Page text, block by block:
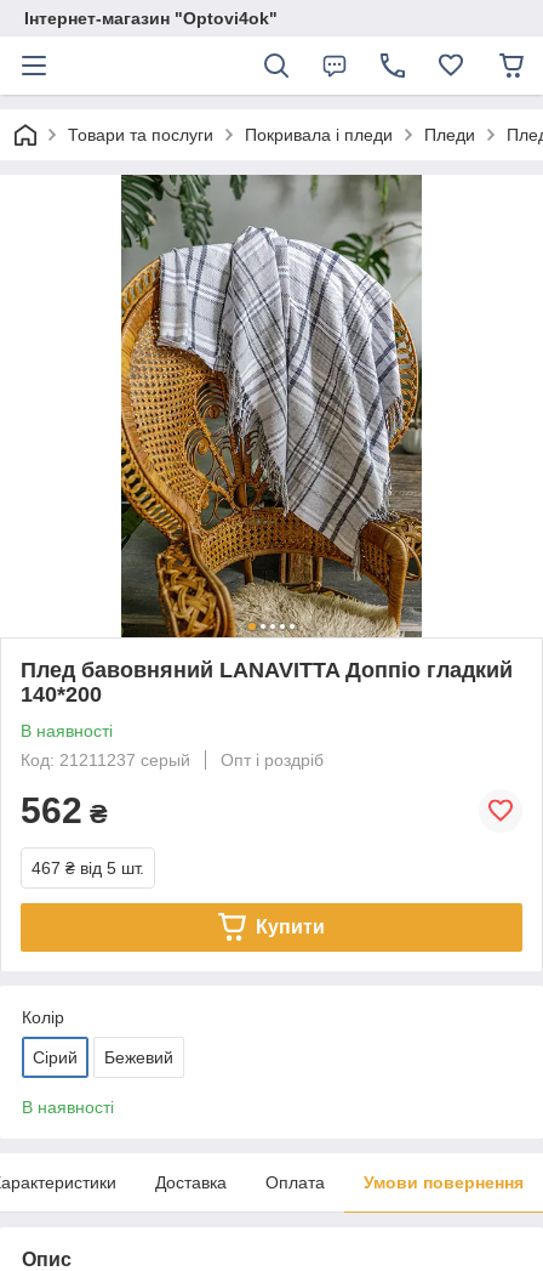
Інтернет-магазин "Optovi4ok"
Товари та послуги Покривала і пледи Пледи
Плед бавовняний LANAVITTA Доппіо гладкий
140*200
В наявності
Код: 21211237 серый
Опт і роздріб
562 ₴
467 ₴ від 5 шт.
Купити
Колір
Сірий Бежевий
В наявності
Доставка Оплата Умови повернення
Опис